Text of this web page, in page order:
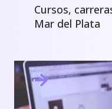
Cursos,
Mar del Plata